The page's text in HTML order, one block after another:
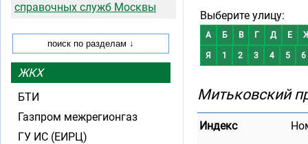
Выберите улицу:
А Б В Г Д Е
Я 1 2 3 4 5 6
Митьковский
Индекс
справочных служб Москвы
ЖКХ
БТИ
Газпром межрегионгаз
ГУ ИС (ЕИРЦ)